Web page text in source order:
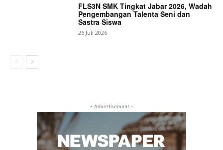
FLS3N SMK Tingkat Jabar 2026, Wadah
Pengembangan Talenta Seni dan
Sastra Siswa
26 Juli 2026
- Advertisement -